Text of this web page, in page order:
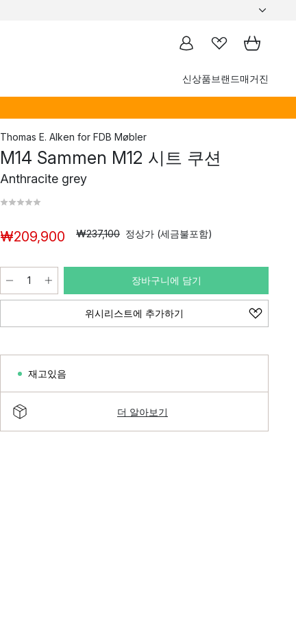
신상품브랜드매거진
Thomas E. Alken for FDB Møbler
M14 Sammen M12 시트 쿠션
Anthracite grey
₩209,900 ₩237,100 정상가 (세금불포함)
장바구니에 담기
위시리스트에 추가하기
재고있음
더 알아보기